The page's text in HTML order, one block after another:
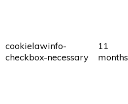
cookielawinfo-
checkbox-necessary
11
months